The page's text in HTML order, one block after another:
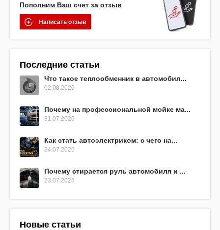
Пополним Ваш счет за отзыв
Написать отзыв
Последние статьи
Что такое теплообменник в автомобил...
02.08.2026
Почему на профессиональной мойке ма...
31.07.2026
Как стать автоэлектриком: с чего на...
24.07.2026
Почему стирается руль автомобиля и ...
23.07.2026
Новые статьи